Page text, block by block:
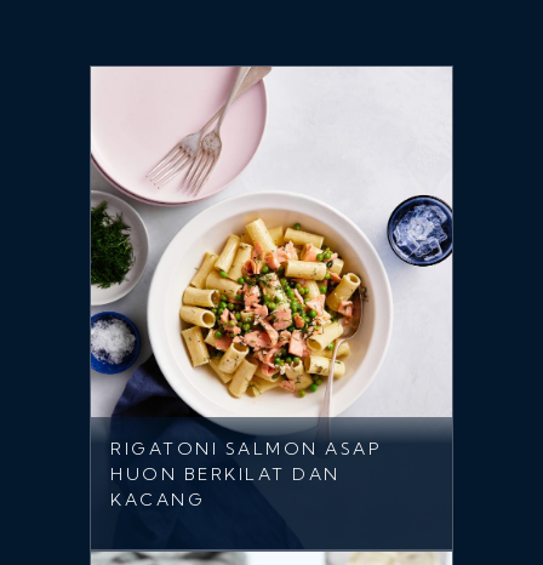
RIGATONI SALMON ASAP
HUON BERKILAT DAN
KACANG